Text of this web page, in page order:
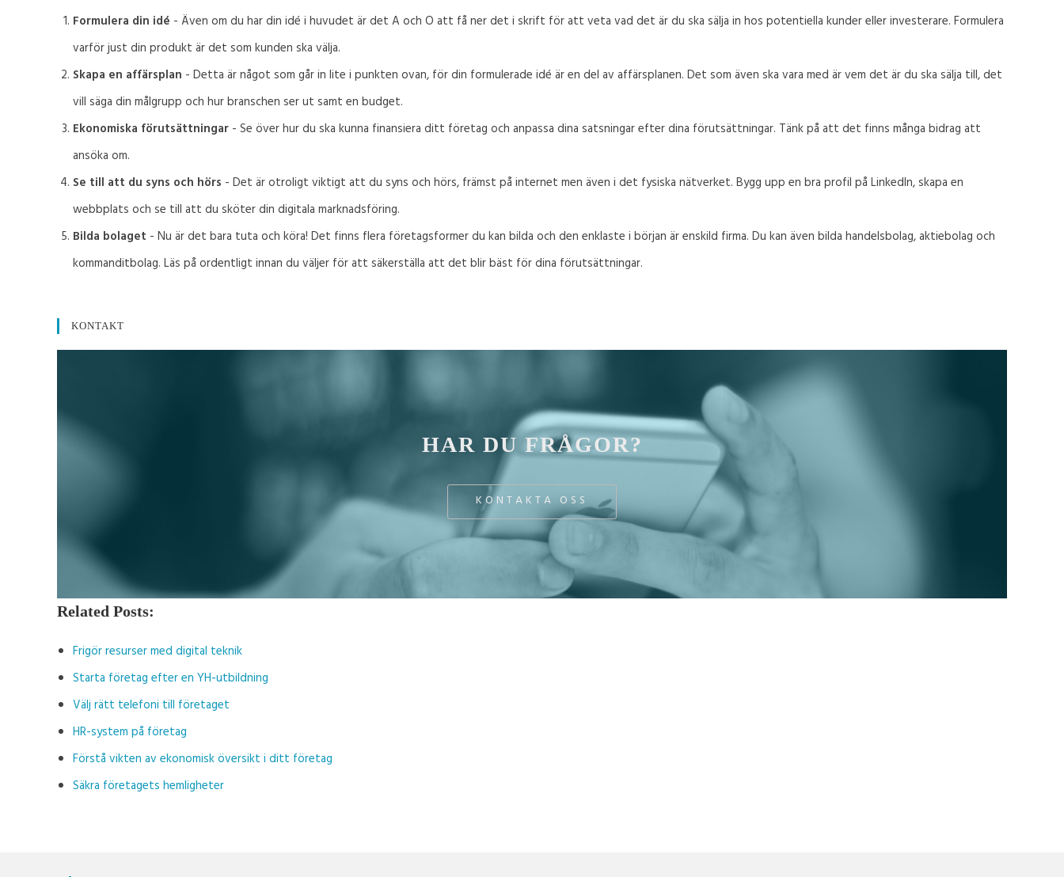
Formulera din idé - Även om du har din idé i huvudet är det A och O att få ner det i skrift för att veta vad det är du ska sälja in hos potentiella kunder eller investerare. Formulera
varför just din produkt är det som kunden ska välja.
Skapa en affärsplan - Detta är något som går in lite i punkten ovan, för din formulerade idé är en del av affärsplanen. Det som även ska vara med är vem det är du ska sälja till, det
vill säga din målgrupp och hur branschen ser ut samt en budget.
Ekonomiska förutsättningar- Se över hur du ska kunna finansiera ditt företag och anpassa dina satsningar efter dina förutsättningar. Tänk på att det finns många bidrag att
ansöka om.
Se till att du syns och hörs - Det är otroligt viktigt att du syns och hörs, främst på internet men även i det fysiska nätverket. Bygg upp en bra profil på LinkedIn, skapa en
webbplats och se till att du sköter din digitala marknadsföring.
Bilda bolaget - Nu är det bara tuta och köra! Det finns flera företagsformer du kan bilda och den enklaste i början är enskild firma. Du kan även bilda handelsbolag, aktiebolag och
kommanditbolag. Läs på ordentligt innan du väljer för att säkerställa att det blir bäst för dina förutsättningar.
KONTAKT
HAR DU FRÅGOR?
KONTAKTA OSS
Related Posts:
Frigör resurser med digital teknik
Starta företag efter en YH-utbildning
Välj rätt telefoni till företaget
HR-system på företag
Förstå vikten av ekonomisk översikt i ditt företag
Säkra företagets hemligheter